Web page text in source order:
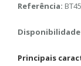
Referência:
Principais